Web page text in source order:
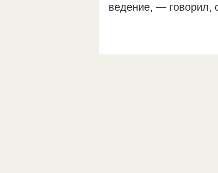
ведение, — говорил,